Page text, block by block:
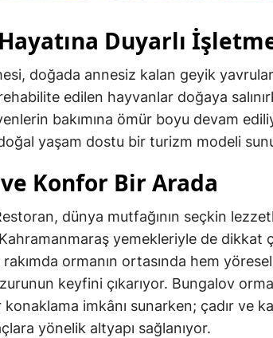
Duyarlı
doğada annesiz kalan geyik
edilen hayvanlar doğaya
bakımına ömür boyu devam
yaşam dostu bir turizm modeli
Konfor Bir Arada
dünya mutfağının seçkin
yemekleriyle de dikkat
ormanın ortasında hem
keyfini çıkarıyor. Bungalov
imkânı sunarken; çadır ve
yönelik altyapı sağlanıyor.